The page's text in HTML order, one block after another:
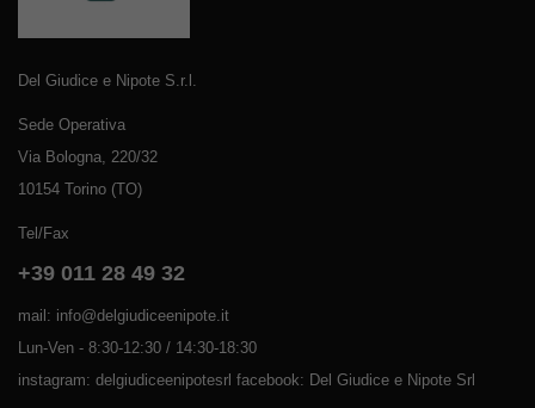
Del Giudice e Nipote S.r.l.
Sede Operativa
Via Bologna, 220/32
10154 Torino (TO)
Tel/Fax
+39 011 28 49 32
mail: info@delgiudiceenipote.it
Lun-Ven - 8:30-12:30 / 14:30-18:30
instagram: delgiudiceenipotesrl facebook: Del Giudice e Nipote Srl